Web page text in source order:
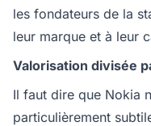
les fondateurs de la
leur marque et à leur
Valorisation divisée
Il faut dire que Nokia
particulièrement